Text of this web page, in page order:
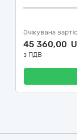
Очікувана
45 360,00
з ПДВ